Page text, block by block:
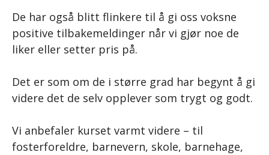
De har også blitt flinkere til å gi oss voksne
positive tilbakemeldinger når vi gjør noe de
liker eller setter pris på.
Det er som om de i større grad har begynt å gi
videre det de selv opplever som trygt og godt.
Vi anbefaler kurset varmt videre – til
fosterforeldre, barnevern, skole, barnehage,